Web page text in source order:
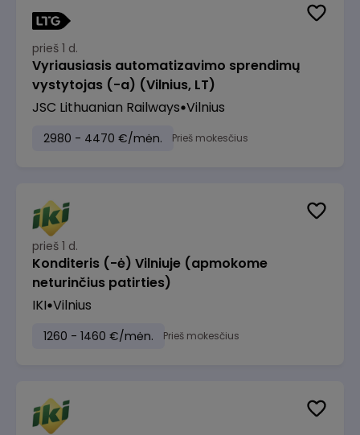
prieš 1 d.
Vyriausiasis automatizavimo sprendimų
vystytojas (-a) (Vilnius, LT)
JSC Lithuanian Railways Vilnius
2980 - 4470 €/mėn. Prieš mokesčius
prieš 1 d.
Konditeris (-ė) Vilniuje (apmokome
neturinčius patirties)
IKI Vilnius
1260 - 1460 €/mėn. Prieš mokesčius